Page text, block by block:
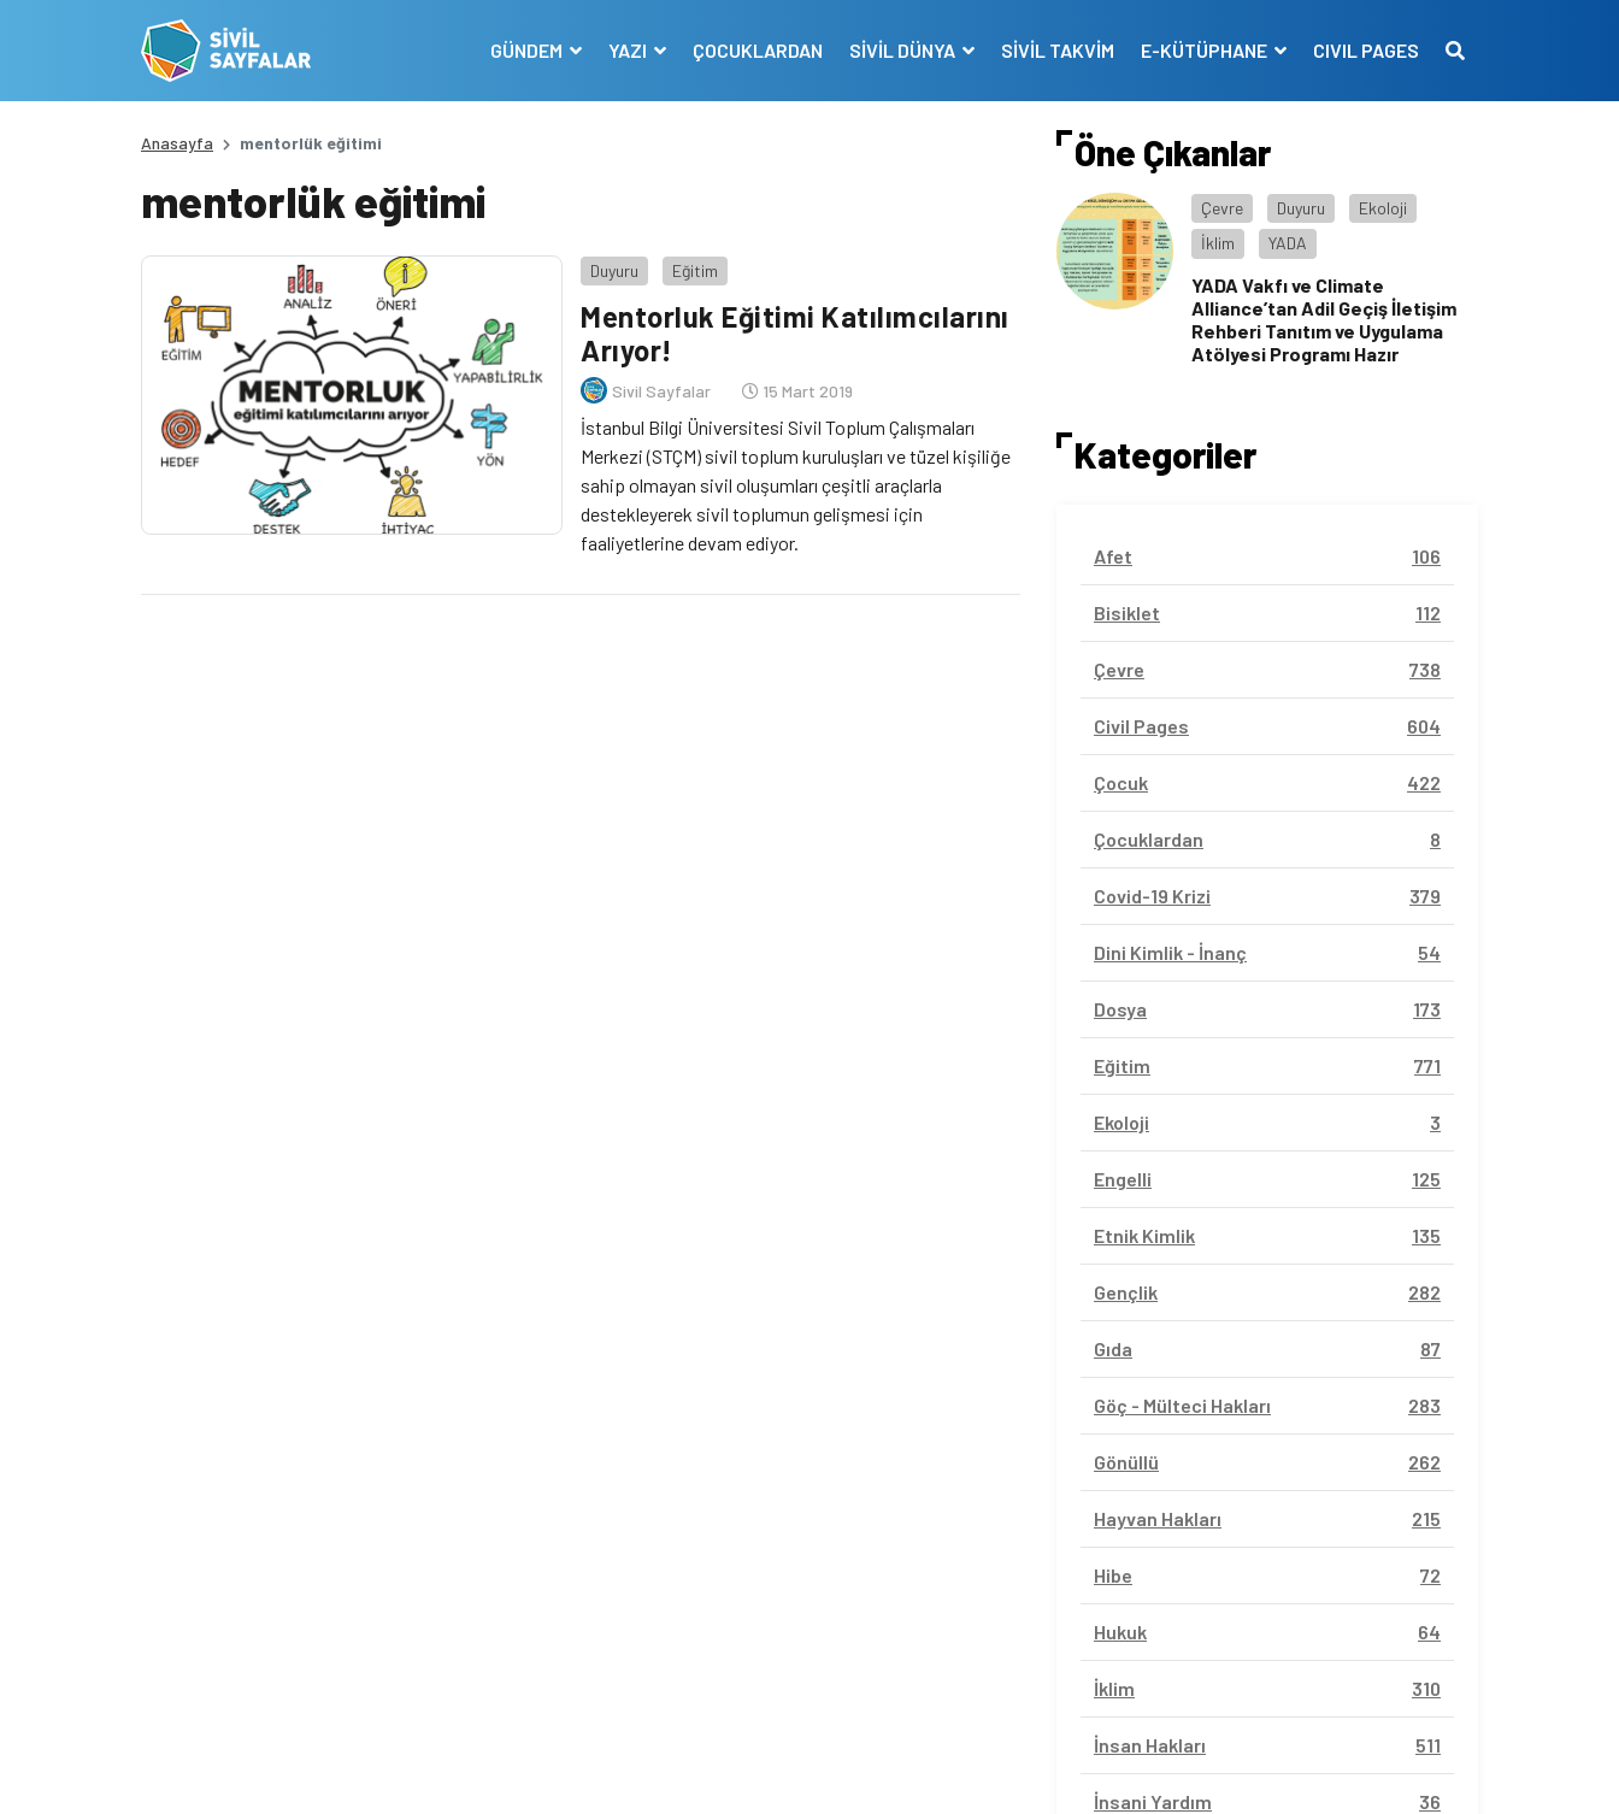
GÜNDEM YAZI ÇOCUKLARDAN SİVİL DÜNYA SİVİL TAKVİM E-KÜTÜPHANE CIVIL PAGES
Anasayfa mentorlük eğitimi
mentorlük eğitimi
Duyuru Eğitim
Mentorluk Eğitimi Katılımcılarını
Arıyor!
Sivil Sayfalar 15 Mart 2019
İstanbul Bilgi Üniversitesi Sivil Toplum Çalışmaları
Merkezi (STÇM) sivil toplum kuruluşları ve tüzel kişiliğe
sahip olmayan sivil oluşumları çeşitli araçlarla
destekleyerek sivil toplumun gelişmesi için
faaliyetlerine devam ediyor.
Öne Çıkanlar
Çevre Duyuru
Ekoloji
İklim
YADA
YADA Vakfı ve Climate
Alliance’tan Adil Geçiş İletişim
Rehberi Tanıtım ve Uygulama
Atölyesi Programı Hazır
Kategoriler
Afet 106
Bisiklet 112
Çevre 738
Civil Pages 604
Çocuk 422
Çocuklardan 8
Covid-19 Krizi 379
Dini Kimlik - İnanç 54
Dosya 173
Eğitim 771
Ekoloji 3
Engelli 125
Etnik Kimlik 135
Gençlik 282
Gıda 87
Göç - Mülteci Hakları 283
Gönüllü 262
Hayvan Hakları 215
Hibe 72
Hukuk 64
İklim 310
İnsan Hakları 511
İnsani Yardım 36